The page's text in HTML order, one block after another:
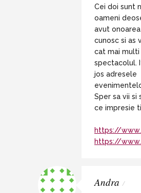
Cei doi sunt
oameni
avut onoarea
cunosc si as
cat mai multi
spectacolul.
jos adresele
Sper sa vii si
ce impresie
https://
https://
Andra /